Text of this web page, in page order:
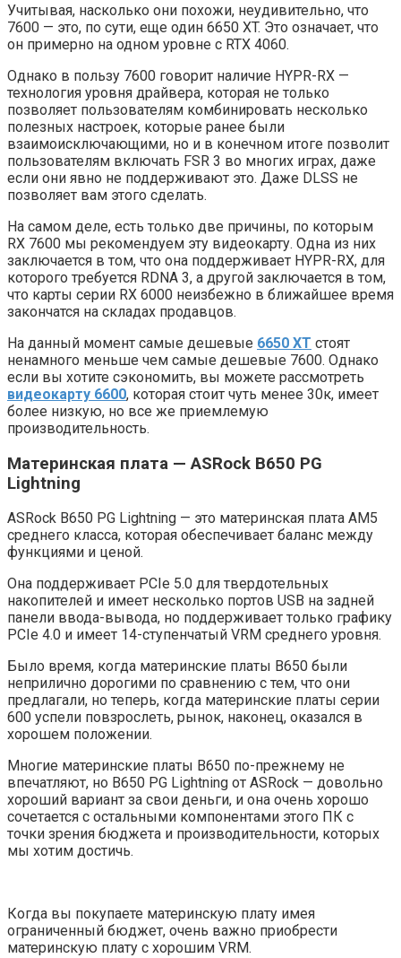
Учитывая, насколько они похожи, неудивительно, что
7600 — это, по сути, еще один 6650 XT. Это означает, что
он примерно на одном уровне с RTX 4060.
Однако в пользу 7600 говорит наличие HYPR-RX —
технология уровня драйвера, которая не только
позволяет пользователям комбинировать несколько
полезных настроек, которые ранее были
взаимоисключающими, но и в конечном итоге позволит
пользователям включать FSR 3 во многих играх, даже
если они явно не поддерживают это. Даже DLSS не
позволяет вам этого сделать.
На самом деле, есть только две причины, по которым
RX 7600 мы рекомендуем эту видеокарту. Одна из них
заключается в том, что она поддерживает HYPR-RX, для
которого требуется RDNA 3, а другой заключается в том,
что карты серии RX 6000 неизбежно в ближайшее время
закончатся на складах продавцов.
На данный момент самые дешевые 6650 XT стоят
ненамного меньше чем самые дешевые 7600. Однако
если вы хотите сэкономить, вы можете рассмотреть
видеокарту 6600, которая стоит чуть менее 30к, имеет
более низкую, но все же приемлемую
производительность.
Материнская плата — ASRock B650 PG
Lightning
ASRock B650 PG Lightning — это материнская плата AM5
среднего класса, которая обеспечивает баланс между
функциями и ценой.
Она поддерживает PCIe 5.0 для твердотельных
накопителей и имеет несколько портов USB на задней
панели ввода-вывода, но поддерживает только графику
PCIe 4.0 и имеет 14-ступенчатый VRM среднего уровня.
Было время, когда материнские платы B650 были
неприлично дорогими по сравнению с тем, что они
предлагали, но теперь, когда материнские платы серии
600 успели повзрослеть, рынок, наконец, оказался в
хорошем положении.
Многие материнские платы B650 по-прежнему не
впечатляют, но B650 PG Lightning от ASRock — довольно
хороший вариант за свои деньги, и она очень хорошо
сочетается с остальными компонентами этого ПК с
точки зрения бюджета и производительности, которых
мы хотим достичь.
Когда вы покупаете материнскую плату имея
ограниченный бюджет, очень важно приобрести
материнскую плату с хорошим VRM.